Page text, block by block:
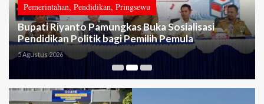
Pemerintahan, Pendidikan, Pringsewu
Bupati Riyanto Pamungkas Buka Sosialisasi
Pendidikan Politik bagi Pemilih Pemula
5 Agustus 2026